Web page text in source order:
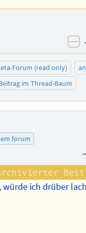
Forum (read only)
im Thread-Baum
forum
würde ich drüber